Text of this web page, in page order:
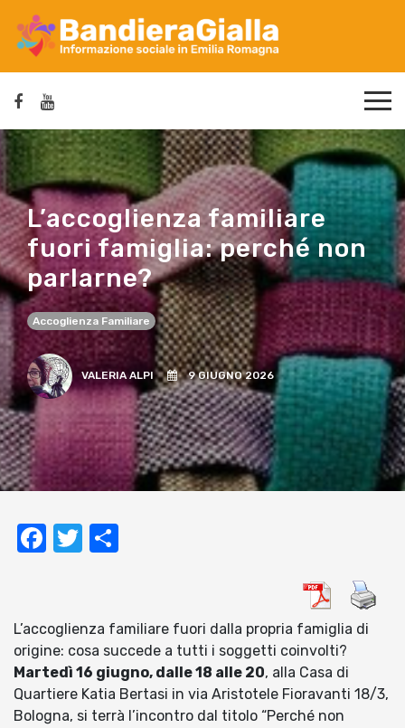
L’accoglienza familiare
fuori famiglia: perché non
parlarne?
Accoglienza Familiare
VALERIA ALPI 9 GIUGNO 2026
Facebook
Twitter
L’accoglienza familiare fuori dalla propria famiglia di
origine: cosa succede a tutti i soggetti coinvolti?
Martedì 16 giugno, dalle 18 alle 20, alla Casa di
Quartiere Katia Bertasi in via Aristotele Fioravanti 18/3,
Bologna, si terrà l’incontro dal titolo “Perché non